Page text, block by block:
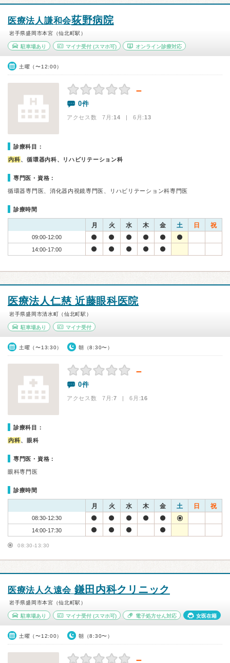
医療法人謙和会荻野病院
岩手県盛岡市本宮（仙北町駅）
駐車場あり マイナ受付(スマホ可) オンライン診療対応
土曜（〜12:00）
－
0件
アクセス数 7月:14 | 6月:13
診療科目：
内科、循環器内科、リハビリテーション科
専門医・資格：
循環器専門医、消化器内視鏡専門医、リハビリテーション科専門医
診療時間
月 火 水 木 金 土 日 祝
09:00-12:00
14:00-17:00
医療法人仁慈 近藤眼科医院
岩手県盛岡市清水町（仙北町駅）
駐車場あり マイナ受付
土曜（〜13:30） 朝（8:30〜）
－
0件
アクセス数 7月:7 | 6月:16
診療科目：
内科、眼科
専門医・資格：
眼科専門医
診療時間
月 火 水 木 金 土 日 祝
08:30-12:30
14:00-17:30
08:30-13:30
医療法人久遠会 鎌田内科クリニック
岩手県盛岡市本宮（仙北町駅）
駐車場あり マイナ受付(スマホ可) 電子処方せん対応 女医在籍
土曜（〜12:00） 朝（8:30〜）
－